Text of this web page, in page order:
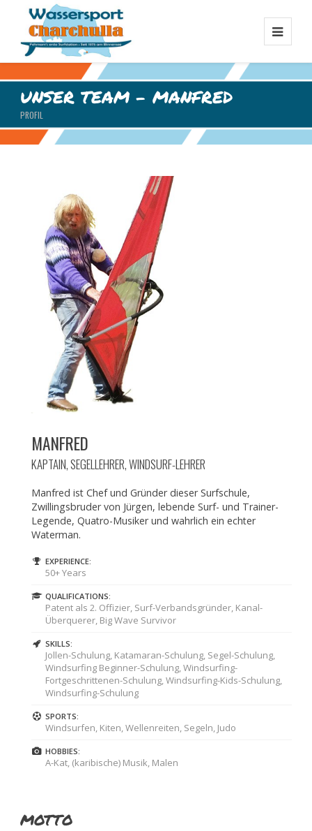
UNSER TEAM - MANFRED
PROFIL
MANFRED
KAPTAIN, SEGELLEHRER, WINDSURF-LEHRER
Manfred ist Chef und Gründer dieser Surfschule,
Zwillingsbruder von Jürgen, lebende Surf- und Trainer-
Legende, Quatro-Musiker und wahrlich ein echter
Waterman.
EXPERIENCE:
50+ Years
QUALIFICATIONS:
Patent als 2. Offizier, Surf-Verbandsgründer, Kanal-
Überquerer, Big Wave Survivor
SKILLS:
Jollen-Schulung, Katamaran-Schulung, Segel-Schulung,
Windsurfing Beginner-Schulung, Windsurfing-
Fortgeschrittenen-Schulung, Windsurfing-Kids-Schulung,
Windsurfing-Schulung
SPORTS:
Windsurfen, Kiten, Wellenreiten, Segeln, Judo
HOBBIES:
A-Kat, (karibische) Musik, Malen
MOTTO